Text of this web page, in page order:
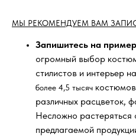
МЫ РЕКОМЕНДУЕМ ВАМ
Запишитесь на
огромный выбор
стилистов и интерьер
более 4,5 тысяч
различных расцветок,
Несложно растеряться
предлагаемой